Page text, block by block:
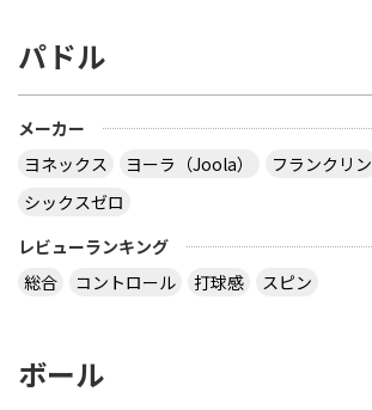
パドル
メーカー
ヨネックス
ヨーラ（Joola） フランクリン
シックスゼロ
レビューランキング
総合
コントロール 打球感 スピン
ボール